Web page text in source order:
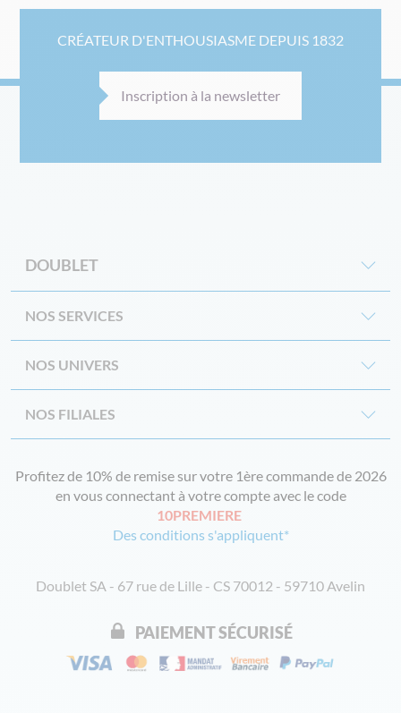
CRÉATEUR D'ENTHOUSIASME DEPUIS 1832
Inscription à la newsletter
DOUBLET
NOS SERVICES
NOS UNIVERS
NOS FILIALES
Profitez de 10% de remise sur votre 1ère commande de 2026
en vous connectant à votre compte avec le code
10PREMIERE
Des conditions s'appliquent*
Doublet SA - 67 rue de Lille - CS 70012 - 59710 Avelin
PAIEMENT SÉCURISÉ